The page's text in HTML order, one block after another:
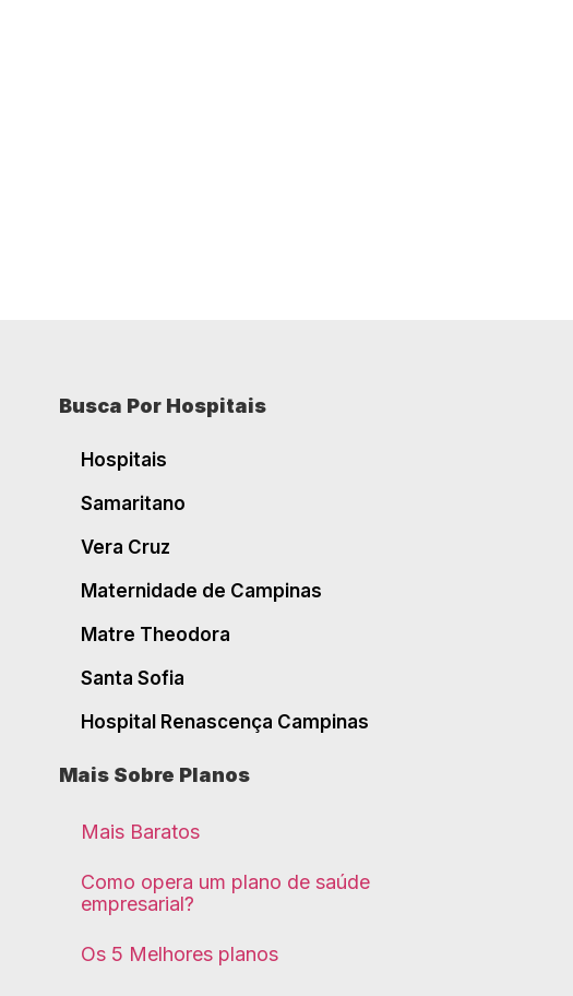
Busca Por Hospitais
Hospitais
Samaritano
Vera Cruz
Maternidade de Campinas
Matre Theodora
Santa Sofia
Hospital Renascença Campinas
Mais Sobre Planos
Mais Baratos
Como opera um plano de saúde
empresarial?
Os 5 Melhores planos